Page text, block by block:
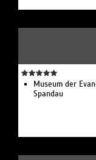
Museum der
Spandau